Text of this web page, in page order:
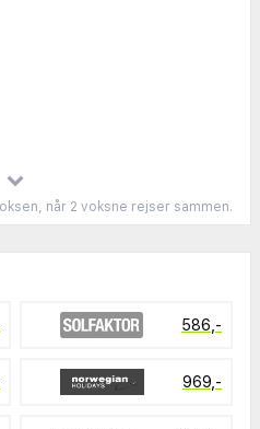
når 2 voksne rejser sammen.
586,-
969,-